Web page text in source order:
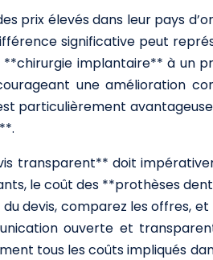
élevés dans leur pays
significative peut
implantaire** à un
une amélioration
particulièrement
transparent** doit
le coût des **prothèses
devis, comparez les offres, et
ouverte et
tous les coûts impliqués